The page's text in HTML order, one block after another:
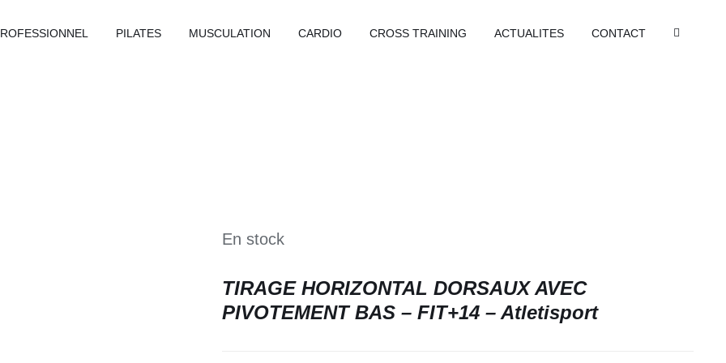
PILATES MUSCULATION CARDIO CROSS TRAINING ACTUALITES CONTACT
En stock
TIRAGE HORIZONTAL DORSAUX AVEC
PIVOTEMENT BAS – FIT+14 – Atletisport